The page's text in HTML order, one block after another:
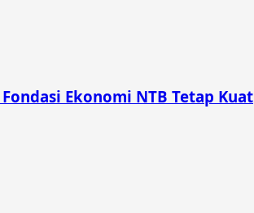
Ekonomi NTB Tetap Kuat